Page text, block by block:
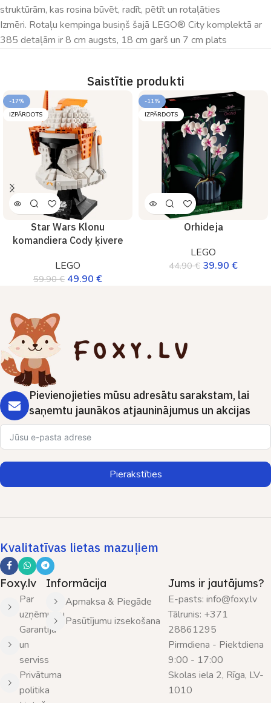
struktūrām, kas rosina būvēt, radīt, pētīt un rotaļāties
Izmēri. Rotaļu kempinga busiņš šajā LEGO® City komplektā ar
385 detaļām ir 8 cm augsts, 18 cm garš un 7 cm plats
Saistītie produkti
-17%
IZPĀRDOTS
Star Wars Klonu
komandiera Cody ķivere
LEGO
59.90€ 49.90 €
-11%
IZPĀRDOTS
Orhideja
LEGO
44.90€ 39.90 €
Pievienojieties mūsu adresātu sarakstam, lai
saņemtu jaunākos atjauninājumus un akcijas
Pierakstīties
Kvalitatīvas lietas mazuļiem
Foxy.lv
Par
uzņēmumu
Garantija
un
serviss
Privātuma
politika
Informācija
Apmaksa & Piegāde
Pasūtījumu izsekošana
Jums ir jautājums?
E-pasts: info@foxy.lv
Tālrunis: +371
28861295
Pirmdiena - Piektdiena
9:00 - 17:00
Skolas iela 2, Rīga, LV-
1010